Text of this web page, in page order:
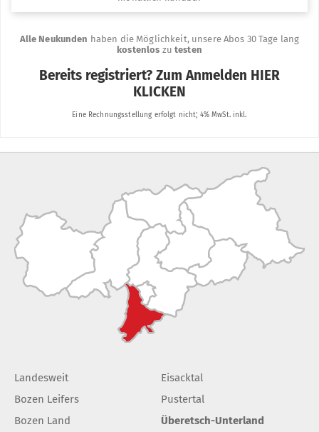
Landesweit
Bozen Leifers
Bozen Land
Eisacktal
Pustertal
Überetsch-Unterland